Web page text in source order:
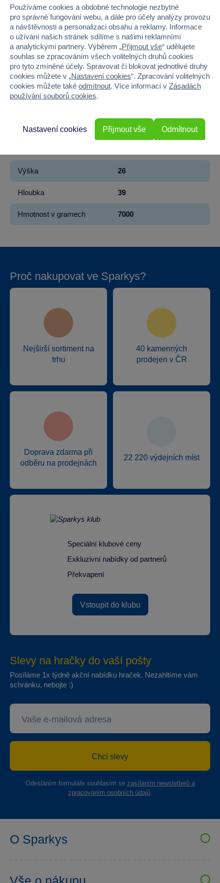
Kód produktu 55DO-463K
Značka Dohany
Věk od 3
Pohlaví KLUK
Barva MODRÁ
Výška 26
Hloubka 39
Hmotnost v gramech 7000
Proč nakupovat ve Sparkys?
Nejširší sortiment na
trhu
40 kamenných
prodejen v ČR
Doprava zdarma při
odběru na prodejnách
22 220 výdejních míst
Speciální klubové ceny
Exkluzivní nabídky od partnerů
Překvapení
Vstoupit do klubu
Slevy na hračky do vaší pošty
Posíláme 1x týdně akční nabídku hraček. Nezahltíme vám
schránku, nebojte :)
Chci slevy
Odesláním formuláře souhlasím se zasíláním newsletterů a
zpracováním osobních údajů.
O Sparkys
Používáme cookies a obdobné technologie nezbytné
pro správné fungování webu, a dále pro účely analýzy provozu
a návštěvnosti a personalizaci obsahu a reklamy. Informace
o užívání našich stránek sdílíme s našimi reklamními
a analytickými partnery. Výběrem „Přijmout vše“ udělujete
souhlas se zpracováním všech volitelných druhů cookies
pro tyto zmíněné účely. Spravovat či blokovat jednotlivé druhy
cookies můžete v „Nastavení cookies“. Zpracování volitelných
cookies můžete také odmítnout. Více informací v Zásadách
používání souborů cookies.
Odmítnout
Nastavení cookies Přijmout vše